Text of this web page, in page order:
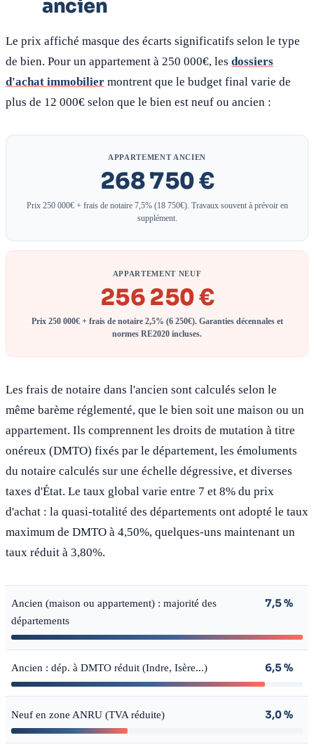
ancien
Le prix affiché masque des écarts significatifs selon le type
de bien. Pour un appartement à 250 000€, les dossiers
d'achat immobilier montrent que le budget final varie de
plus de 12 000€ selon que le bien est neuf ou ancien :
APPARTEMENT ANCIEN
268 750 €
Prix 250 000€ + frais de notaire 7,5% (18 750€). Travaux souvent à prévoir en
supplément.
APPARTEMENT NEUF
256 250 €
Prix 250 000€ + frais de notaire 2,5% (6 250€). Garanties décennales et
normes RE2020 incluses.
Les frais de notaire dans l'ancien sont calculés selon le
même barème réglementé, que le bien soit une maison ou un
appartement. Ils comprennent les droits de mutation à titre
onéreux (DMTO) fixés par le département, les émoluments
du notaire calculés sur une échelle dégressive, et diverses
taxes d'État. Le taux global varie entre 7 et 8% du prix
d'achat : la quasi-totalité des départements ont adopté le taux
maximum de DMTO à 4,50%, quelques-uns maintenant un
taux réduit à 3,80%.
Ancien (maison ou appartement) : majorité des
départements
7,5 %
Ancien : dép. à DMTO réduit (Indre, Isère...) 6,5 %
Neuf en zone ANRU (TVA réduite) 3,0 %